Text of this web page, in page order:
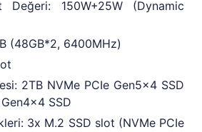
Değeri: 150W+25W (Dynamic
(48GB*2, 6400MHz)
2TB NVMe PCIe Gen5x4 SSD
SSD
3x M.2 SSD slot (NVMe PCIe